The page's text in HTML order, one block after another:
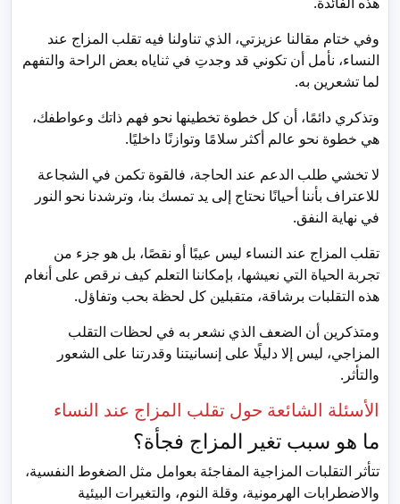
وفي ختام مقالنا عزيزتي، الذي تناولنا فيه تقلب المزاج عند
النساء، نأمل أن تكوني قد وجدتِ في ثناياه بعض الراحة والتفهم
لما تشعرين به.
وتذكري دائمًا، أن كل خطوة تخطينها نحو فهم ذاتك وعواطفك،
هي خطوة نحو عالم أكثر سلامًا وتوازنًا داخليًا.
لا تخشي طلب الدعم عند الحاجة، فالقوة تكمن في الشجاعة
للاعتراف بأننا أحيانًا نحتاج إلى يد تمسك بنا، وترشدنا نحو النور
في نهاية النفق.
تقلب المزاج عند النساء ليس عيبًا أو نقصًا، بل هو جزء من
تجربة الحياة التي نعيشها، بإمكاننا التعلم كيف نرقص على أنغام
هذه التقلبات برشاقة، متقبلين كل لحظة بحب وتفاؤل.
ومتذكرين أن الضعف الذي نشعر به في لحظات التقلب
المزاجي، ليس إلا دليلًا على إنسانيتنا وقدرتنا على الشعور
والتأثر.
الأسئلة الشائعة حول تقلب المزاج عند النساء
ما هو سبب تغير المزاج فجأة؟
تتأثر التقلبات المزاجية المفاجئة بعوامل مثل الضغوط النفسية،
والاضطرابات الهرمونية، وقلة النوم، والتغيرات البيئية